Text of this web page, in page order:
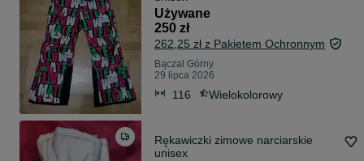
Używane
250 zł
262,25 zł z Pakietem Ochronnym
Bączal Górny
29 lipca 2026
116 Wielokolorowy
Rękawiczki zimowe narciarskie
unisex